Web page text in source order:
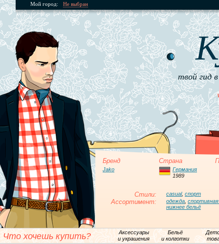
Мой город: Не выбран
твой гид
Бренд Страна
Jako
Германия
1989
Стили: casual, спорт
Ассортимент: одежда спортивная
нижнее бельё
Что хочешь купить?
Аксессуары
и украшения
Бельё
и колготки